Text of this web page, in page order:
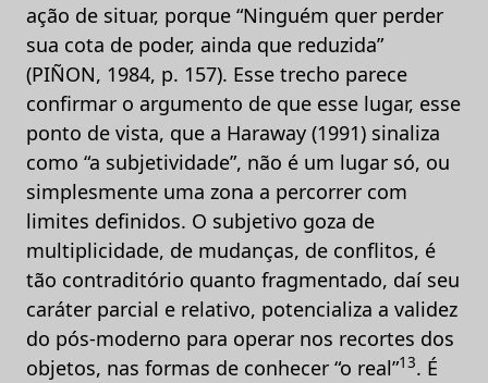
ação de situar, porque “Ninguém quer perder
sua cota de poder, ainda que reduzida”
(PIÑON, 1984, p. 157). Esse trecho parece
confirmar o argumento de que esse lugar, esse
ponto de vista, que a Haraway (1991) sinaliza
como “a subjetividade”, não é um lugar só, ou
simplesmente uma zona a percorrer com
limites definidos. O subjetivo goza de
multiplicidade, de mudanças, de conflitos, é
tão contraditório quanto fragmentado, daí seu
caráter parcial e relativo, potencializa a validez
do pós-moderno para operar nos recortes dos
objetos, nas formas de conhecer “o real”13. É